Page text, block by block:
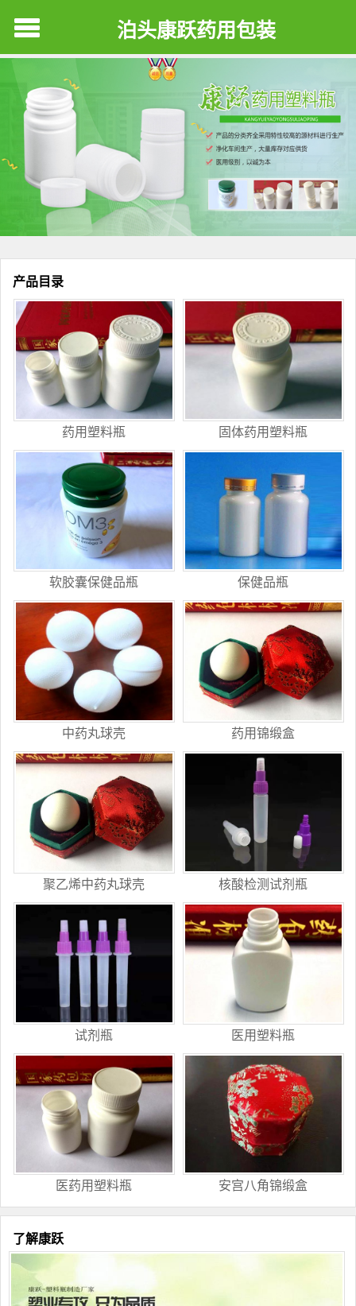
泊头康跃药用包装
产品目录
药用塑料瓶 固体药用塑料瓶
软胶囊保健品瓶 保健品瓶
中药丸球壳 药用锦缎盒
聚乙烯中药丸球壳 核酸检测试剂瓶
试剂瓶 医用塑料瓶
医药用塑料瓶 安宫八角锦缎盒
了解康跃